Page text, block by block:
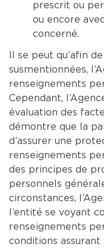
prescrit ou
ou encore
concerné.
Il se peut qu’afin
susmentionnées,
renseignements
Cependant,
évaluation des
démontre que la
d’assurer une
renseignements
des principes de
personnels
circonstances,
l’entité se voyant
renseignements
conditions